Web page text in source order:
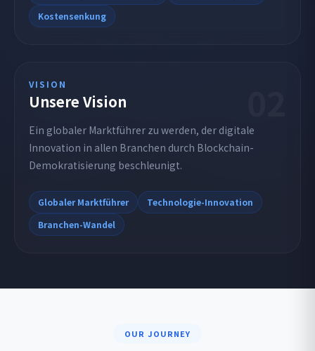
Kostensenkung
VISION
Unsere Vision
Ein globaler Marktführer zu werden, der digitale
Innovation in allen Branchen durch Blockchain-
Demokratisierung beschleunigt.
Globaler Marktführer
Technologie-Innovation
Branchen-Wandel
OUR JOURNEY